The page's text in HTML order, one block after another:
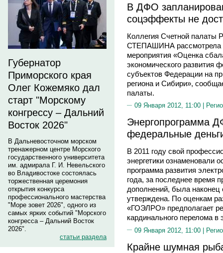
Губернатор
Приморского края
Олег Кожемяко дал
старт "Морскому
конгрессу – Дальний
Восток 2026"
В Дальневосточном морском
тренажерном центре Морского
государственного университета
им. адмирала Г. И. Невельского
во Владивостоке состоялась
торжественная церемония
открытия конкурса
профессионального мастерства
"Море зовет 2026", одного из
самых ярких событий "Морского
конгресса – Дальний Восток
2026".
статьи раздела
В ДФО
соцэффекты не
Коллегия Счетной палаты
СТЕПАШИНА рассмотрела
мероприятия «Оценка
экономического развития
субъектов Федерации на
региона и Сибири»,
палаты.
09 Января 2012, 11:00 |
Энергопрограмма
федеральные
В 2011 году свой
энергетики ознаменовали
программа развития
года, за последнее время
дополнений, была наконец
утверждена. По оценкам
«ГОЭЛРО» предполагает
кардинального перелома в
09 Января 2012, 11:00 |
Крайне шумная